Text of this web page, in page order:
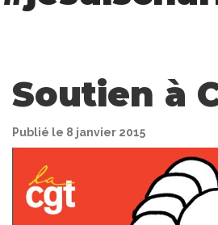
Soutien à
Publié le 8 janvier 2015